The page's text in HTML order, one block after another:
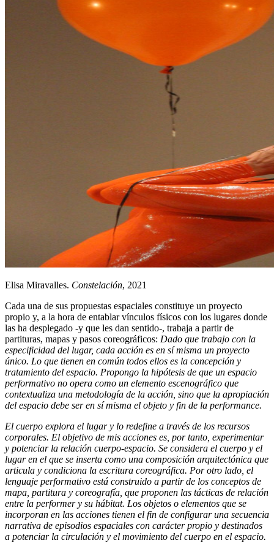
Elisa Miravalles. Constelación, 2021
Cada una de sus propuestas espaciales constituye un proyecto
propio y, a la hora de entablar vínculos físicos con los lugares donde
las ha desplegado -y que les dan sentido-, trabaja a partir de
partituras, mapas y pasos coreográficos: Dado que trabajo con la
especificidad del lugar, cada acción es en sí misma un proyecto
único. Lo que tienen en común todos ellos es la concepción y
tratamiento del espacio. Propongo la hipótesis de que un espacio
performativo no opera como un elemento escenográfico que
contextualiza una metodología de la acción, sino que la apropiación
del espacio debe ser en sí misma el objeto y fin de la performance.
El cuerpo explora el lugar y lo redefine a través de los recursos
corporales. El objetivo de mis acciones es, por tanto, experimentar
y potenciar la relación cuerpo-espacio. Se considera el cuerpo y el
lugar en el que se inserta como una composición arquitectónica que
articula y condiciona la escritura coreográfica. Por otro lado, el
lenguaje performativo está construido a partir de los conceptos de
mapa, partitura y coreografía, que proponen las tácticas de relación
entre la performer y su hábitat. Los objetos o elementos que se
incorporan en las acciones tienen el fin de configurar una secuencia
narrativa de episodios espaciales con carácter propio y destinados
a potenciar la circulación y el movimiento del cuerpo en el espacio.